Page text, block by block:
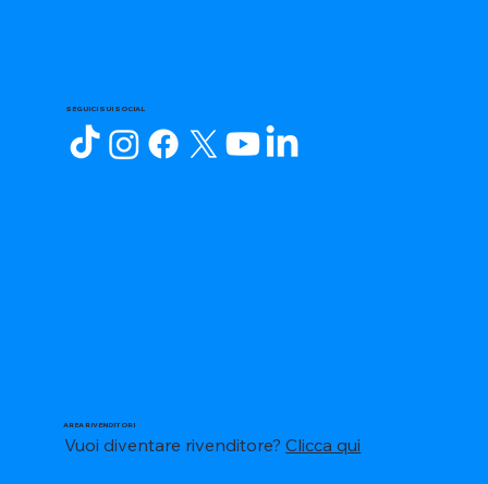
SEGUICI SUI SOCIAL
AREA RIVENDITORI
Vuoi diventare rivenditore?Clicca qui